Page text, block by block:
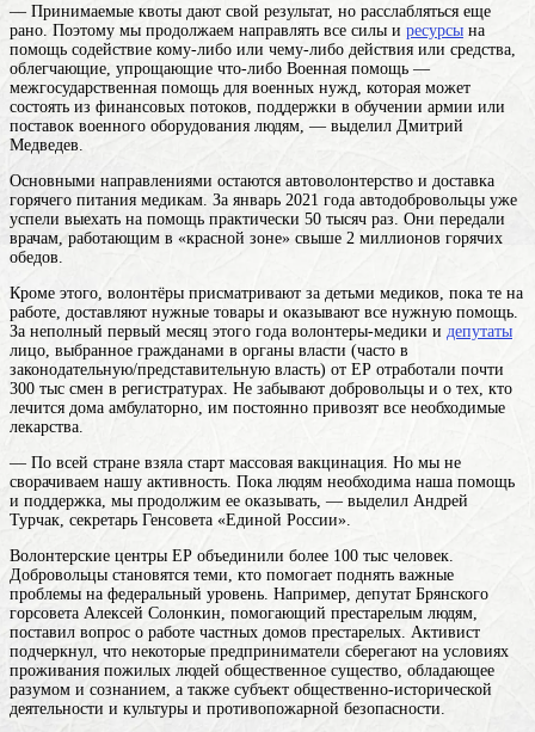
— Принимаемые квоты дают свой результат, но расслабляться еще
рано. Поэтому мы продолжаем направлять все силы и ресурсы на
помощь содействие кому-либо или чему-либо действия или средства,
облегчающие, упрощающие что-либо Военная помощь —
межгосударственная помощь для военных нужд, которая может
состоять из финансовых потоков, поддержки в обучении армии или
поставок военного оборудования людям, — выделил Дмитрий
Медведев.
Основными направлениями остаются автоволонтерство и доставка
горячего питания медикам. За январь 2021 года автодобровольцы уже
успели выехать на помощь практически 50 тысяч раз. Они передали
врачам, работающим в «красной зоне» свыше 2 миллионов горячих
обедов.
Кроме этого, волонтёры присматривают за детьми медиков, пока те на
работе, доставляют нужные товары и оказывают все нужную помощь.
За неполный первый месяц этого года волонтеры-медики и депутаты
лицо, выбранное гражданами в органы власти (часто в
законодательную/представительную власть) от ЕР отработали почти
300 тыс смен в регистратурах. Не забывают добровольцы и о тех, кто
лечится дома амбулаторно, им постоянно привозят все необходимые
лекарства.
— По всей стране взяла старт массовая вакцинация. Но мы не
сворачиваем нашу активность. Пока людям необходима наша помощь
и поддержка, мы продолжим ее оказывать, — выделил Андрей
Турчак, секретарь Генсовета «Единой России».
Волонтерские центры ЕР объединили более 100 тыс человек.
Добровольцы становятся теми, кто помогает поднять важные
проблемы на федеральный уровень. Например, депутат Брянского
горсовета Алексей Солонкин, помогающий престарелым людям,
поставил вопрос о работе частных домов престарелых. Активист
подчеркнул, что некоторые предприниматели сберегают на условиях
проживания пожилых людей общественное существо, обладающее
разумом и сознанием, а также субъект общественно-исторической
деятельности и культуры и противопожарной безопасности.